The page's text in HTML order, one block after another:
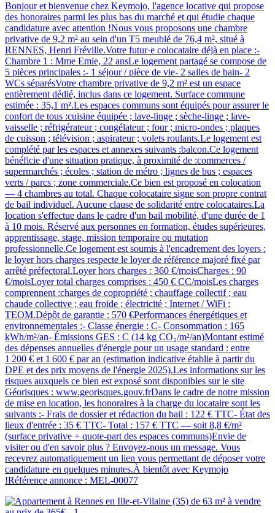
Bonjour et bienvenue chez Keymojo, l'agence locative qui propose
des honoraires parmi les plus bas du marché et qui étudie chaque
candidature avec attention !Nous vous proposons une chambre
privative de 9,2 m² au sein d'un T5 meublé de 76,4 m², situé à
RENNES, Henri Fréville.Votre futur·e colocataire déjà en place :-
Chambre 1 : Mme Emie, 22 ansLe logement partagé se compose de
5 pièces principales :- 1 séjour / pièce de vie- 2 salles de bain- 2
WCs séparésVotre chambre privative de 9,2 m² est un espace
entièrement dédié, inclus dans ce logement. Surface commune
estimée : 35,1 m².Les espaces communs sont équipés pour assurer le
confort de tous :cuisine équipée ; lave-linge ; sèche-linge ; lave-
vaisselle ; réfrigérateur ; congélateur ; four ; micro-ondes ; plaques
de cuisson ; télévision ; aspirateur ; volets roulants.Le logement est
complété par les espaces et annexes suivants :balcon.Ce logement
bénéficie d'une situation pratique, à proximité de :commerces /
supermarchés ; écoles ; station de métro ; lignes de bus ; espaces
verts / parcs ; zone commerciale.Ce bien est proposé en colocation
— 4 chambres au total. Chaque colocataire signe son propre contrat
de bail individuel. Aucune clause de solidarité entre colocataires.La
location s'effectue dans le cadre d'un bail mobilité, d'une durée de 1
à 10 mois. Réservé aux personnes en formation, études supérieures,
apprentissage, stage, mission temporaire ou mutation
professionnelle.Ce logement est soumis à l'encadrement des loyers :
le loyer hors charges respecte le loyer de référence majoré fixé par
arrêté préfectoral.Loyer hors charges : 360 €/moisCharges : 90
€/moisLoyer total charges comprises : 450 € CC/moisLes charges
comprennent :charges de copropriété ; chauffage collectif ; eau
chaude collective ; eau froide ; électricité ; Internet / WiFi ;
TEOM.Dépôt de garantie : 570 €Performances énergétiques et
environnementales :- Classe énergie : C- Consommation : 165
kWh/m²/an- Émissions GES : C (14 kg CO₂/m²/an)Montant estimé
des dépenses annuelles d'énergie pour un usage standard : entre
1 200 € et 1 600 € par an (estimation indicative établie à partir du
DPE et des prix moyens de l'énergie 2025).Les informations sur les
risques auxquels ce bien est exposé sont disponibles sur le site
Géorisques : www.georisques.gouv.frDans le cadre de notre mission
de mise en location, les honoraires à la charge du locataire sont les
suivants :- Frais de dossier et rédaction du bail : 122 € TTC- État des
lieux d'entrée : 35 € TTC- Total : 157 € TTC — soit 8,8 €/m²
(surface privative + quote-part des espaces communs)Envie de
visiter ou d'en savoir plus ? Envoyez-nous un message. Vous
recevrez automatiquement un lien vous permettant de déposer votre
candidature en quelques minutes.À bientôt avec Keymojo
!Référence annonce : MEL-00077